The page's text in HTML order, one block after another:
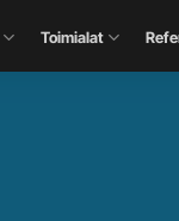
Toimialat